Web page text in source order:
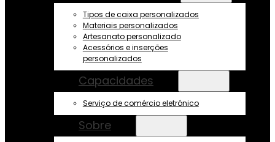
Tipos de caixa personalizados
Materiais personalizados
Artesanato personalizado
Acessórios e inserções
personalizados
Capacidades
Serviço de comércio eletrónico
Sobre